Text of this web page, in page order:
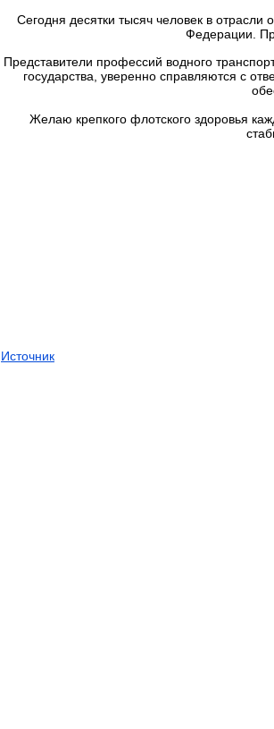
Сегодня десятки тысяч человек в
Федерации.
Представители профессий водного
государства, уверенно справляются с
Желаю крепкого флотского здоровья
Источник